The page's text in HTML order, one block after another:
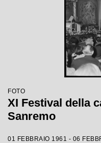
FOTO
XI Festival della
Sanremo
01 FEBBRAIO 1961 - 06